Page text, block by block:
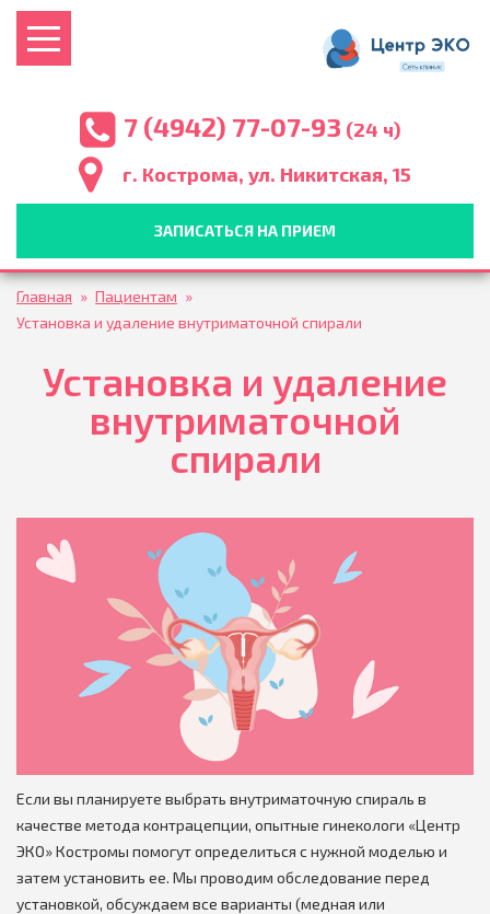
7 (4942) 77-07-93 (24 ч)
г. Кострома, ул. Никитская, 15
ЗАПИСАТЬСЯ НА ПРИЕМ
Главная » Пациентам »
Установка и удаление внутриматочной спирали
Установка и удаление
внутриматочной
спирали
Если вы планируете выбрать внутриматочную спираль в
качестве метода контрацепции, опытные гинекологи «Центр
ЭКО» Костромы помогут определиться с нужной моделью и
затем установить ее. Мы проводим обследование перед
установкой, обсуждаем все варианты (медная или